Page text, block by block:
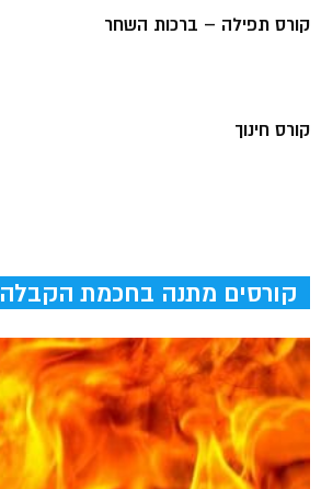
קורס תפילה – ברכות השחר
קורס חינוך
קורסים מתנה בחכמת הקבלה